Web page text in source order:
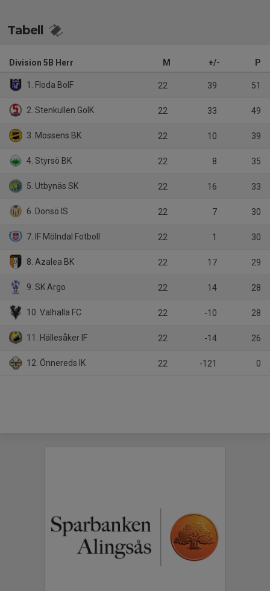
Tabell
Division 5B Herr M +/- P
1. Floda BoIF 22 39 51
2. Stenkullen GoIK 22 33 49
3. Mossens BK 22 10 39
4. Styrsö BK 22 8 35
5. Utbynäs SK 22 16 33
6. Donsö IS 22 7 30
7. IF Mölndal Fotboll 22 1 30
8. Azalea BK 22 17 29
9. SK Argo 22 14 28
10. Valhalla FC 22 -10 28
11. Hällesåker IF 22 -14 26
12. Önnereds IK 22 -121 0